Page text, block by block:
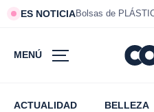
ES NOTICIABolsas de
MENÚ
ACTUALIDAD BELLEZA